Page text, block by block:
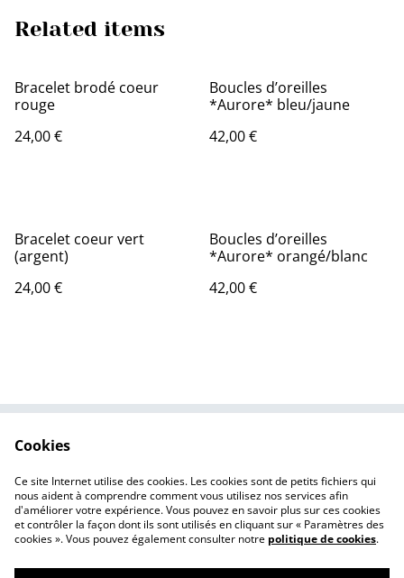
Related items
Bracelet brodé coeur
rouge
24,00 €
Boucles d’oreilles
*Aurore* bleu/jaune
42,00 €
Bracelet coeur vert
(argent)
24,00 €
Boucles d’oreilles
*Aurore* orangé/blanc
42,00 €
Politique de
confidentialité
Politique de cookies
Cookies
Ce site Internet utilise des cookies. Les cookies sont de petits fichiers qui
nous aident à comprendre comment vous utilisez nos services afin
d'améliorer votre expérience. Vous pouvez en savoir plus sur ces cookies
et contrôler la façon dont ils sont utilisés en cliquant sur « Paramètres des
cookies ». Vous pouvez également consulter notre politique de cookies.